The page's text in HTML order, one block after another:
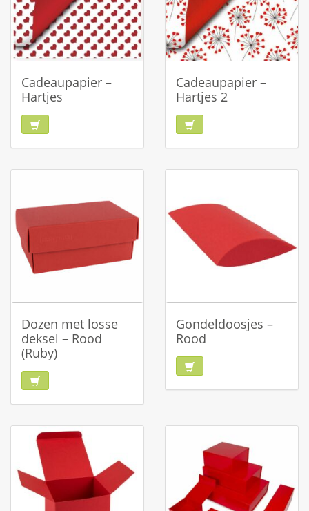
Cadeaupapier –
Hartjes
Cadeaupapier –
Hartjes 2
Dozen met losse
deksel – Rood
(Ruby)
Gondeldoosjes –
Rood